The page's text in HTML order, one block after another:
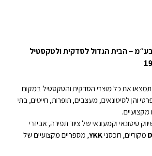
– הבית הגדול לסדקית ולטקסטיל
את כל מוצרי הסדקית והטקסטיל במקום
והן לסיטונאים, מעצבים, תופרות, חייטים, בתי
סיטונאי וקמעונאי של ציוד תפירה, אביזרי
מקוריים, רוכסניYKK, מספריים מקצועיים של